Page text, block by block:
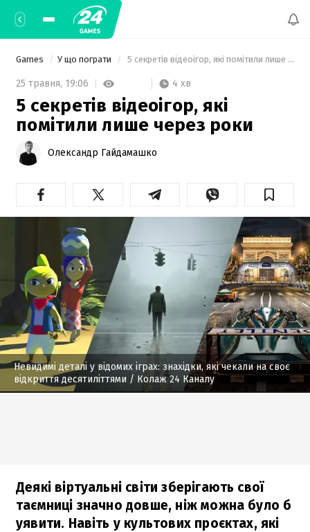
Games У що пограти 5 секретів відеоігор, які помітили лише через роки
25 травня, 19:06 4 хв
5 секретів відеоігор, які
помітили лише через роки
Олександр Гайдамашко
Невидимі деталі у відомих іграх: знахідки, які чекали на своє
відкриття десятиліттями / Колаж 24 Каналу
Деякі віртуальні світи зберігають свої
таємниці значно довше, ніж можна було б
уявити. Навіть у культових проєктах, які